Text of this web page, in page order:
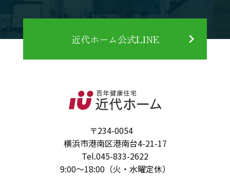
近代ホーム公式LINE
〒234-0054
横浜市港南区港南台4-21-17
Tel.045-833-2622
9:00～18:00（火・水曜定休）